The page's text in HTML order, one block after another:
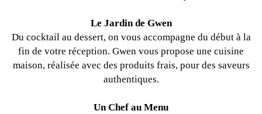
Le Jardin de Gwen
Du cocktail au dessert, on vous accompagne du début à la
fin de votre réception. Gwen vous propose une cuisine
maison, réalisée avec des produits frais, pour des saveurs
authentiques.
Un Chef au Menu